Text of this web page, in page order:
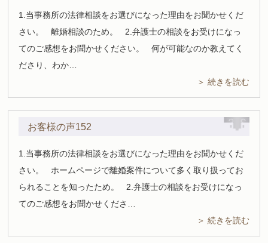
1.当事務所の法律相談をお選びになった理由をお聞かせくだ
さい。 離婚相談のため。 2.弁護士の相談をお受けになっ
てのご感想をお聞かせください。 何が可能なのか教えてく
ださり、わか…
＞ 続きを読む
お客様の声152
1.当事務所の法律相談をお選びになった理由をお聞かせくだ
さい。 ホームページで離婚案件について多く取り扱ってお
られることを知ったため。 2.弁護士の相談をお受けになっ
てのご感想をお聞かせくださ…
＞ 続きを読む